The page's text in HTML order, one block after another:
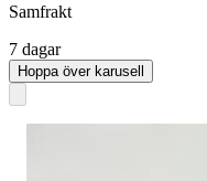
Samfrakt
7 dagar
Hoppa över karusell